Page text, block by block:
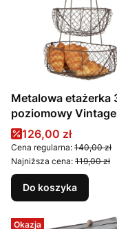
Metalowa etażerka 3-
poziomowy Vintage
Cena promocyjna
126,00 zł
Cena regularna: 140,00 zł
Najniższa cena: 119,00 zł
Do koszyka
Okazja